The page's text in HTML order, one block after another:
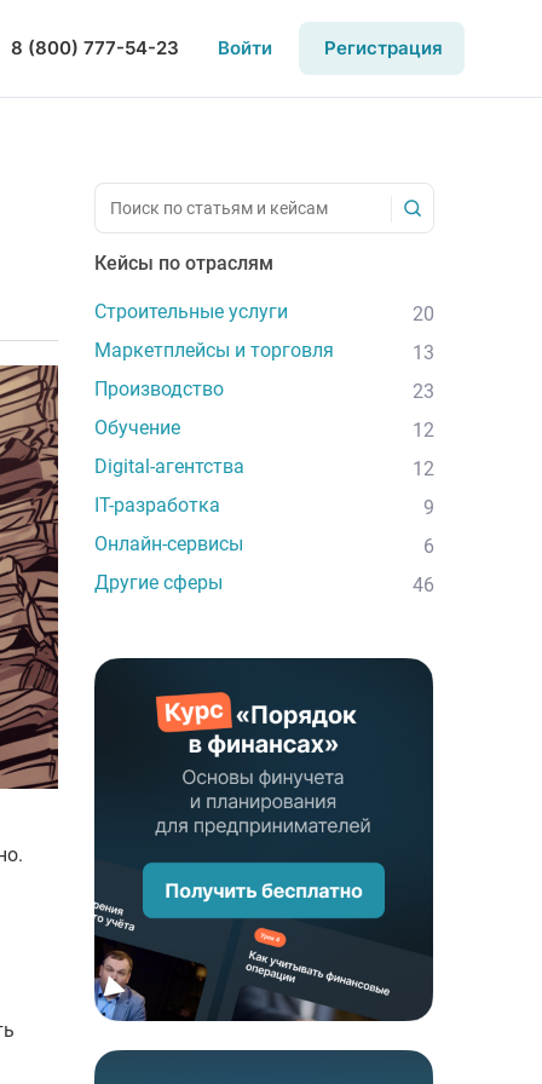
8 (800) 777-54-23 Войти Регистрация
Кейсы по отраслям
Строительные услуги
20
Маркетплейсы и торговля
13
Производство
23
Обучение
12
Digital-агентства
12
IT-разработка
9
Онлайн-сервисы
6
Другие сферы
46